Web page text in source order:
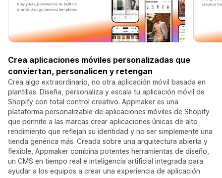
Crea aplicaciones móviles personalizadas que
conviertan, personalicen y retengan
Crea algo extraordinario, no otra aplicación móvil basada en
plantillas. Diseña, personaliza y escala tu aplicación móvil de
Shopify con total control creativo. Appmaker es una
plataforma personalizable de aplicaciones móviles de Shopify
que permite a las marcas crear aplicaciones únicas de alto
rendimiento que reflejan su identidad y no ser simplemente una
tienda genérica más. Creada sobre una arquitectura abierta y
flexible, Appmaker combina potentes herramientas de diseño,
un CMS en tiempo real e inteligencia artificial integrada para
ayudar a los equipos a crear una experiencia de aplicación